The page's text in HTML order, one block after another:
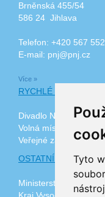
Tyto
Brněnská 455/54
586 24 Jihlava
Telefon: +420 567
E-mail: pnj@pnj.cz
Více »
RYCHLÉ ODKAZY
Divadlo Na Kopečku
Volná místa
Veřejné zakázky
OSTATNÍ ODKAZY
Ministerstvo